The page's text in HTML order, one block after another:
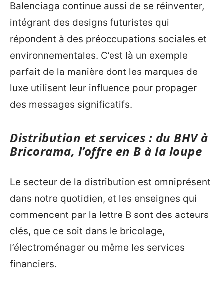
Balenciaga continue aussi de se réinventer,
intégrant des designs futuristes qui
répondent à des préoccupations sociales et
environnementales. C’est là un exemple
parfait de la manière dont les marques de
luxe utilisent leur influence pour propager
des messages significatifs.
Distribution et services : du BHV à
Bricorama, l’offre en B à la loupe
Le secteur de la distribution est omniprésent
dans notre quotidien, et les enseignes qui
commencent par la lettre B sont des acteurs
clés, que ce soit dans le bricolage,
l’électroménager ou même les services
financiers.